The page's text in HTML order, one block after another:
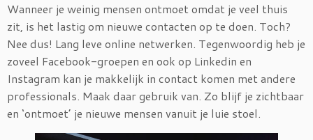
Wanneer je weinig mensen ontmoet omdat je veel thuis
zit, is het lastig om nieuwe contacten op te doen. Toch?
Nee dus! Lang leve online netwerken. Tegenwoordig heb je
zoveel Facebook-groepen en ook op Linkedin en
Instagram kan je makkelijk in contact komen met andere
professionals. Maak daar gebruik van. Zo blijf je zichtbaar
en ‘ontmoet’ je nieuwe mensen vanuit je luie stoel.